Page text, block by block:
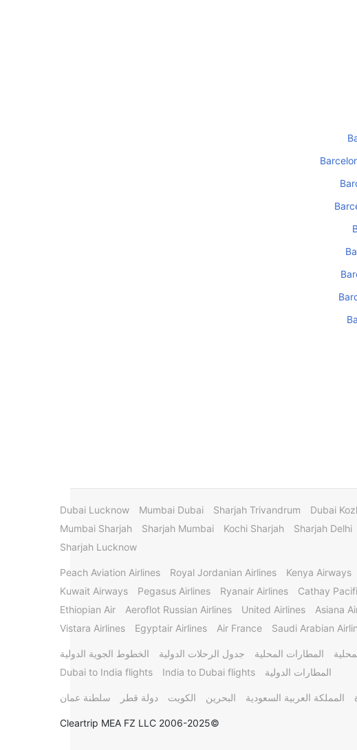
Dubai
Sharjah Trivandrum
Mumbai Dubai
Dubai Lucknow
Sharjah Delhi
Kochi Sharjah
Sharjah Mumbai
Mumbai Sharjah
Sharjah Lucknow
Kenya Airways
Royal Jordanian Airlines
Peach Aviation Airlines
Cathay
Ryanair Airlines
Pegasus Airlines
Kuwait Airways
Asiana
United Airlines
Aeroflot Russian Airlines
Ethiopian Air
Saudi Arabian
Air France
Egyptair Airlines
Vistara Airlines
المطارات المحلية جدول الرحلات الدولية
الخطوط الجوية الدولية
المطارات الدولية
India to Dubai flights
Dubai to India flights
المملكة العربية السعودية البحرين الكويت دولة قطر سلطنة عمان
©2006-2025 Cleartrip MEA FZ LLC